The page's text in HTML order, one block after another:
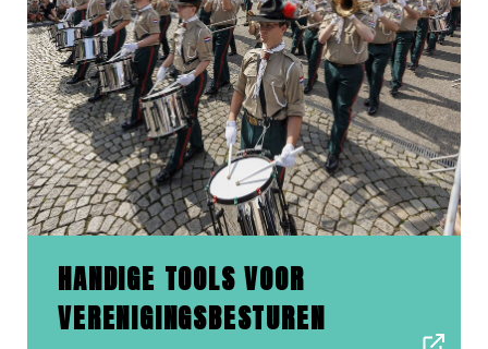
HANDIGE TOOLS VOOR
VERENIGINGSBESTUREN